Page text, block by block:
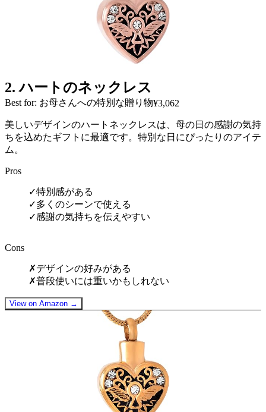
2.ハートのネックレス
Best for: お母さんへの特別な贈り物¥3,062
美しいデザインのハートネックレスは、母の日の感謝の気持
ちを込めたギフトに最適です。特別な日にぴったりのアイテ
ム。
Pros
✓特別感がある
✓多くのシーンで使える
✓感謝の気持ちを伝えやすい
Cons
✗デザインの好みがある
✗普段使いには重いかもしれない
View on Amazon →